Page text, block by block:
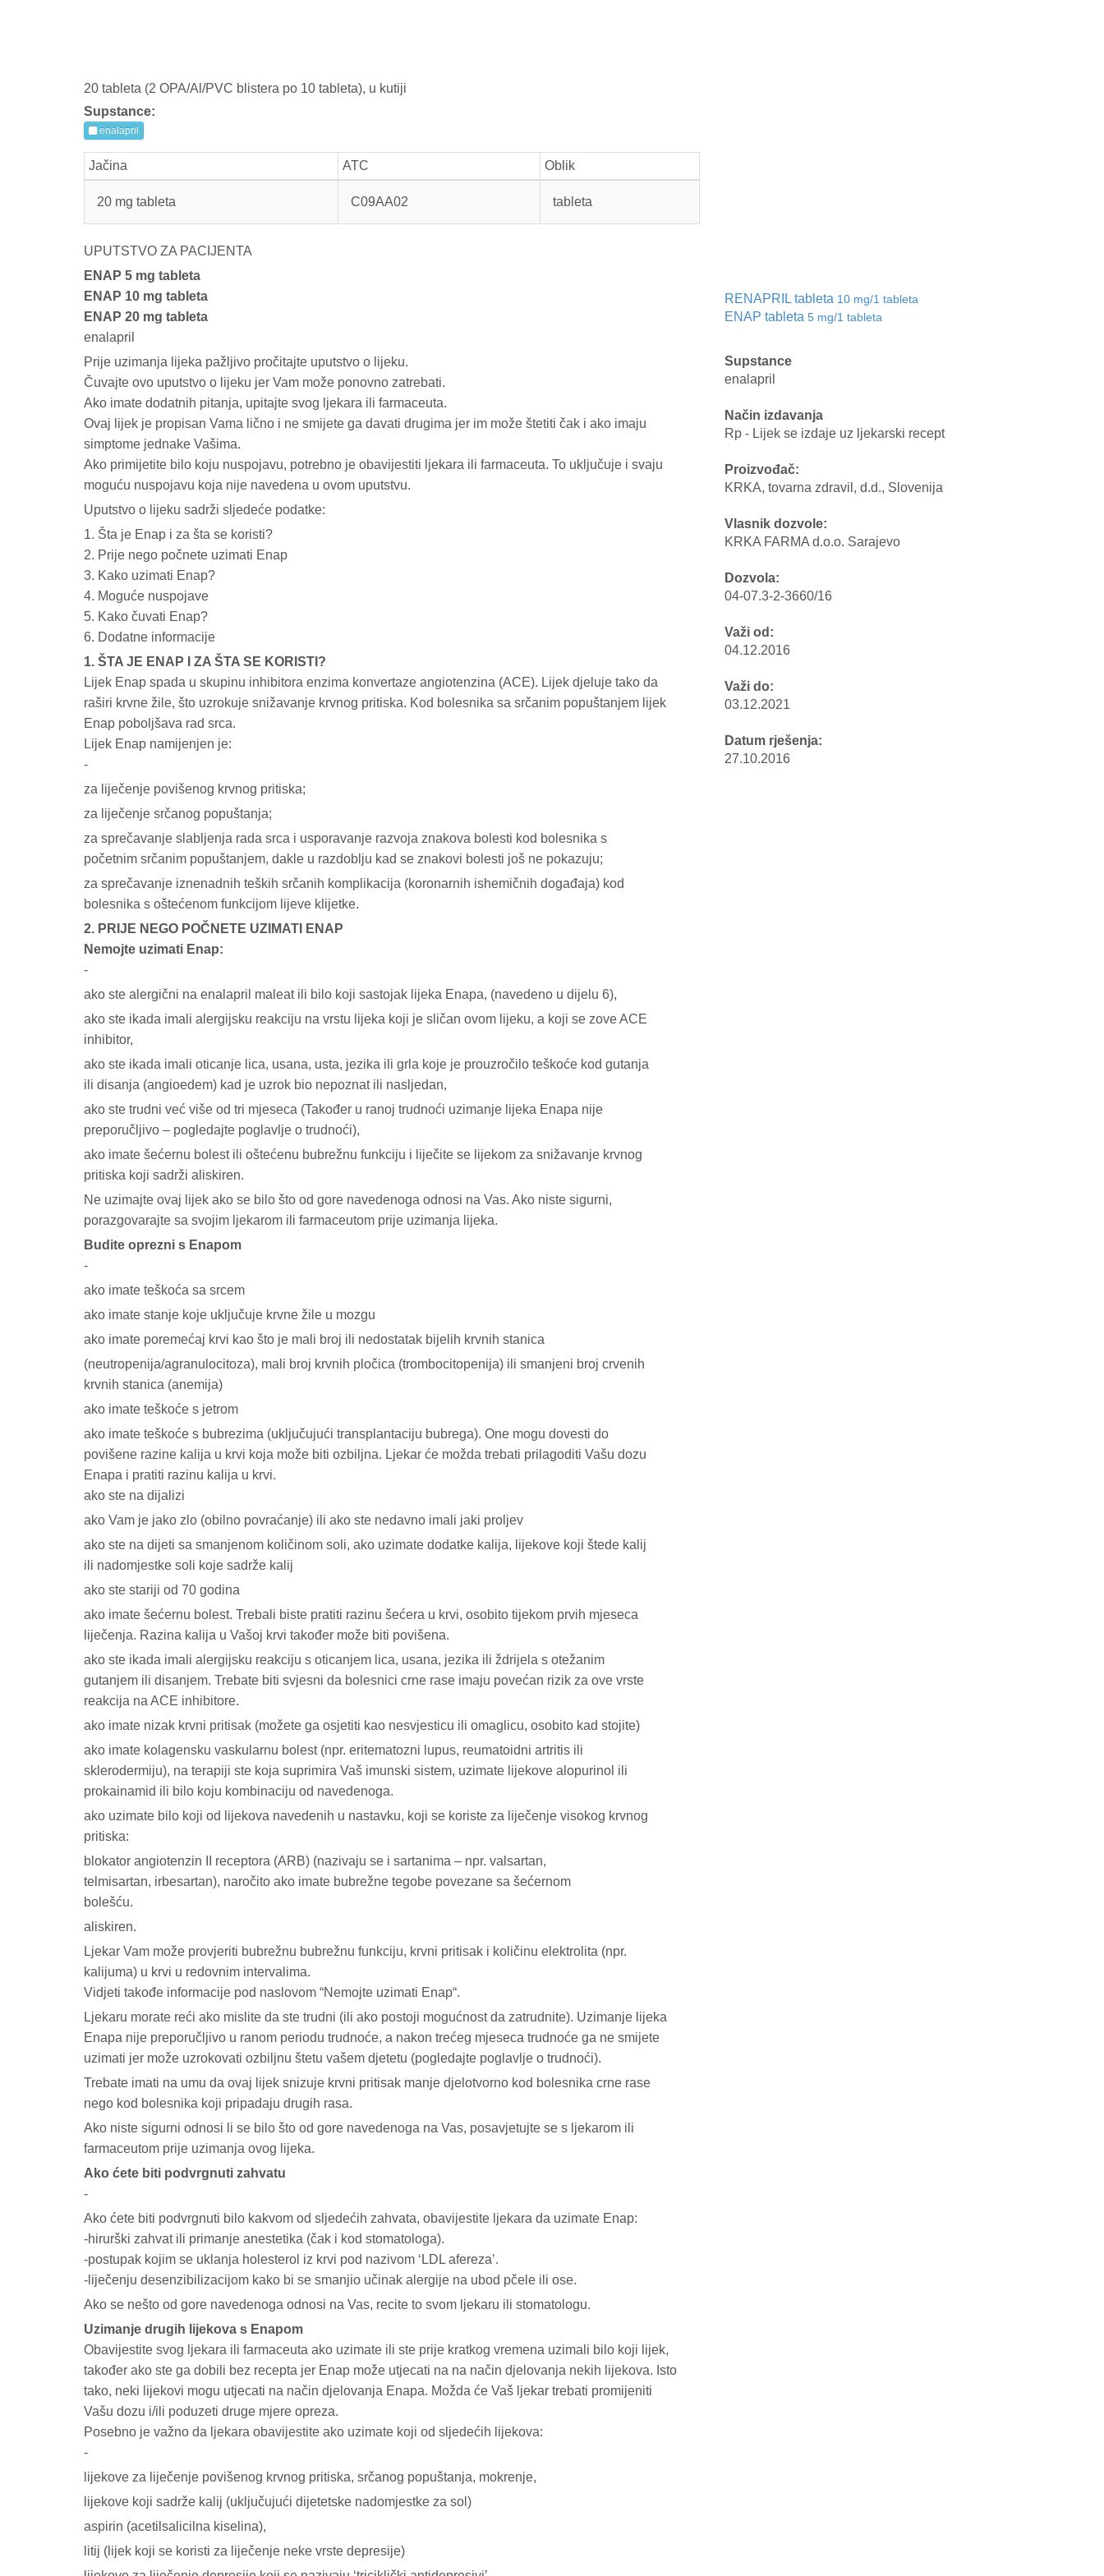
20 tableta (2 OPA/Al/PVC blistera po 10 tableta), u kutiji
Supstance:
enalapril
Jačina ATC Oblik
20 mg tableta C09AA02 tableta
UPUTSTVO ZA PACIJENTA
ENAP 5 mg tableta
ENAP 10 mg tableta
ENAP 20 mg tableta
enalapril
Prije uzimanja lijeka pažljivo pročitajte uputstvo o lijeku.
Čuvajte ovo uputstvo o lijeku jer Vam može ponovno zatrebati.
Ako imate dodatnih pitanja, upitajte svog ljekara ili farmaceuta.
Ovaj lijek je propisan Vama lično i ne smijete ga davati drugima jer im može štetiti čak i ako imaju
simptome jednake Vašima.
Ako primijetite bilo koju nuspojavu, potrebno je obavijestiti ljekara ili farmaceuta. To uključuje i svaju
moguću nuspojavu koja nije navedena u ovom uputstvu.
Uputstvo o lijeku sadrži sljedeće podatke:
1. Šta je Enap i za šta se koristi?
2. Prije nego počnete uzimati Enap
3. Kako uzimati Enap?
4. Moguće nuspojave
5. Kako čuvati Enap?
6. Dodatne informacije
1. ŠTA JE ENAP I ZA ŠTA SE KORISTI?
Lijek Enap spada u skupinu inhibitora enzima konvertaze angiotenzina (ACE). Lijek djeluje tako da
raširi krvne žile, što uzrokuje snižavanje krvnog pritiska. Kod bolesnika sa srčanim popuštanjem lijek
Enap poboljšava rad srca.
Lijek Enap namijenjen je:
-
za liječenje povišenog krvnog pritiska;
za liječenje srčanog popuštanja;
za sprečavanje slabljenja rada srca i usporavanje razvoja znakova bolesti kod bolesnika s
početnim srčanim popuštanjem, dakle u razdoblju kad se znakovi bolesti još ne pokazuju;
za sprečavanje iznenadnih teških srčanih komplikacija (koronarnih ishemičnih događaja) kod
bolesnika s oštećenom funkcijom lijeve klijetke.
2. PRIJE NEGO POČNETE UZIMATI ENAP
Nemojte uzimati Enap:
-
ako ste alergični na enalapril maleat ili bilo koji sastojak lijeka Enapa, (navedeno u dijelu 6),
ako ste ikada imali alergijsku reakciju na vrstu lijeka koji je sličan ovom lijeku, a koji se zove ACE
inhibitor,
ako ste ikada imali oticanje lica, usana, usta, jezika ili grla koje je prouzročilo teškoće kod gutanja
ili disanja (angioedem) kad je uzrok bio nepoznat ili nasljedan,
ako ste trudni već više od tri mjeseca (Također u ranoj trudnoći uzimanje lijeka Enapa nije
preporučljivo – pogledajte poglavlje o trudnoći),
ako imate šećernu bolest ili oštećenu bubrežnu funkciju i liječite se lijekom za snižavanje krvnog
pritiska koji sadrži aliskiren.
Ne uzimajte ovaj lijek ako se bilo što od gore navedenoga odnosi na Vas. Ako niste sigurni,
porazgovarajte sa svojim ljekarom ili farmaceutom prije uzimanja lijeka.
Budite oprezni s Enapom
-
ako imate teškoća sa srcem
ako imate stanje koje uključuje krvne žile u mozgu
ako imate poremećaj krvi kao što je mali broj ili nedostatak bijelih krvnih stanica
(neutropenija/agranulocitoza), mali broj krvnih pločica (trombocitopenija) ili smanjeni broj crvenih
krvnih stanica (anemija)
ako imate teškoće s jetrom
ako imate teškoće s bubrezima (uključujući transplantaciju bubrega). One mogu dovesti do
povišene razine kalija u krvi koja može biti ozbiljna. Ljekar će možda trebati prilagoditi Vašu dozu
Enapa i pratiti razinu kalija u krvi.
ako ste na dijalizi
ako Vam je jako zlo (obilno povraćanje) ili ako ste nedavno imali jaki proljev
ako ste na dijeti sa smanjenom količinom soli, ako uzimate dodatke kalija, lijekove koji štede kalij
ili nadomjestke soli koje sadrže kalij
ako ste stariji od 70 godina
ako imate šećernu bolest. Trebali biste pratiti razinu šećera u krvi, osobito tijekom prvih mjeseca
liječenja. Razina kalija u Vašoj krvi također može biti povišena.
ako ste ikada imali alergijsku reakciju s oticanjem lica, usana, jezika ili ždrijela s otežanim
gutanjem ili disanjem. Trebate biti svjesni da bolesnici crne rase imaju povećan rizik za ove vrste
reakcija na ACE inhibitore.
ako imate nizak krvni pritisak (možete ga osjetiti kao nesvjesticu ili omaglicu, osobito kad stojite)
ako imate kolagensku vaskularnu bolest (npr. eritematozni lupus, reumatoidni artritis ili
sklerodermiju), na terapiji ste koja suprimira Vaš imunski sistem, uzimate lijekove alopurinol ili
prokainamid ili bilo koju kombinaciju od navedenoga.
ako uzimate bilo koji od lijekova navedenih u nastavku, koji se koriste za liječenje visokog krvnog
pritiska:
blokator angiotenzin II receptora (ARB) (nazivaju se i sartanima – npr. valsartan,
telmisartan, irbesartan), naročito ako imate bubrežne tegobe povezane sa šećernom
bolešću.
aliskiren.
Ljekar Vam može provjeriti bubrežnu bubrežnu funkciju, krvni pritisak i količinu elektrolita (npr.
kalijuma) u krvi u redovnim intervalima.
Vidjeti takođe informacije pod naslovom “Nemojte uzimati Enap“.
Ljekaru morate reći ako mislite da ste trudni (ili ako postoji mogućnost da zatrudnite). Uzimanje lijeka
Enapa nije preporučljivo u ranom periodu trudnoće, a nakon trećeg mjeseca trudnoće ga ne smijete
uzimati jer može uzrokovati ozbiljnu štetu vašem djetetu (pogledajte poglavlje o trudnoći).
Trebate imati na umu da ovaj lijek snizuje krvni pritisak manje djelotvorno kod bolesnika crne rase
nego kod bolesnika koji pripadaju drugih rasa.
Ako niste sigurni odnosi li se bilo što od gore navedenoga na Vas, posavjetujte se s ljekarom ili
farmaceutom prije uzimanja ovog lijeka.
Ako ćete biti podvrgnuti zahvatu
-
Ako ćete biti podvrgnuti bilo kakvom od sljedećih zahvata, obavijestite ljekara da uzimate Enap:
-hirurški zahvat ili primanje anestetika (čak i kod stomatologa).
-postupak kojim se uklanja holesterol iz krvi pod nazivom ʻLDL aferezaʼ.
-liječenju desenzibilizacijom kako bi se smanjio učinak alergije na ubod pčele ili ose.
Ako se nešto od gore navedenoga odnosi na Vas, recite to svom ljekaru ili stomatologu.
Uzimanje drugih lijekova s Enapom
Obavijestite svog ljekara ili farmaceuta ako uzimate ili ste prije kratkog vremena uzimali bilo koji lijek,
također ako ste ga dobili bez recepta jer Enap može utjecati na na način djelovanja nekih lijekova. Isto
tako, neki lijekovi mogu utjecati na način djelovanja Enapa. Možda će Vaš ljekar trebati promijeniti
Vašu dozu i/ili poduzeti druge mjere opreza.
Posebno je važno da ljekara obavijestite ako uzimate koji od sljedećih lijekova:
-
lijekove za liječenje povišenog krvnog pritiska, srčanog popuštanja, mokrenje,
lijekove koji sadrže kalij (uključujući dijetetske nadomjestke za sol)
aspirin (acetilsalicilna kiselina),
litij (lijek koji se koristi za liječenje neke vrste depresije)
RENAPRIL tableta 10 mg/1 tableta
ENAP tableta 5 mg/1 tableta
Supstance
enalapril
Način izdavanja
Rp - Lijek se izdaje uz ljekarski recept
Proizvođač:
KRKA, tovarna zdravil, d.d., Slovenija
Vlasnik dozvole:
KRKA FARMA d.o.o. Sarajevo
Dozvola:
04-07.3-2-3660/16
Važi od:
04.12.2016
Važi do:
03.12.2021
Datum rješenja:
27.10.2016